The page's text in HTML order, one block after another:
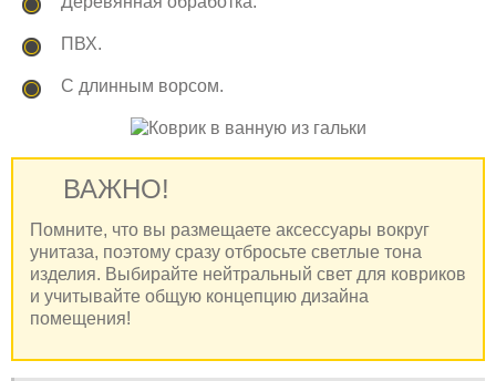
ПВХ.
С длинным ворсом.
ВАЖНО!
Помните, что вы размещаете аксессуары вокруг
унитаза, поэтому сразу отбросьте светлые тона
изделия. Выбирайте нейтральный свет для ковриков
и учитывайте общую концепцию дизайна
помещения!